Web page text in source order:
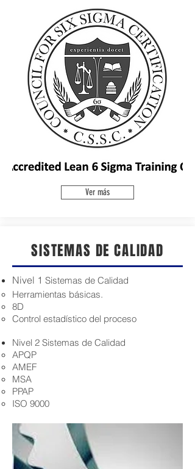
Ver más
SISTEMAS DE CALIDAD
Nivel 1 Sistemas de Calidad
Herramientas básicas.
8D
Control estadístico del proceso
Nivel 2 Sistemas de Calidad
APQP
AMEF
MSA
PPAP
ISO 9000